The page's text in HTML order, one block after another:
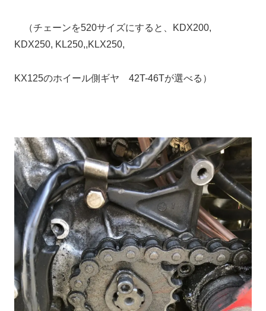
（チェーンを520サイズにすると、KDX200,
KDX250, KL250,,KLX250,
KX125のホイール側ギヤ 42T-46Tが選べる）